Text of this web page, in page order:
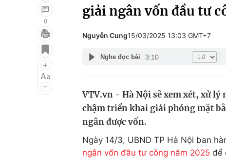
Điện ảnh
Âm nhạc
Du lịch
Chất lượng cuộc sống
0
giải ngân vốn đầu tư
Nguyễn Cung15/03/2025 13:03 GMT+7
Nghe đọc bài 3:10
VTV.vn - Hà Nội sẽ xem xét, xử
chậm triển khai giải phóng mặt
ngân được vốn.
Ngày 14/3, UBND TP Hà Nội ban
ngân vốn đầu tư công năm 2025 để